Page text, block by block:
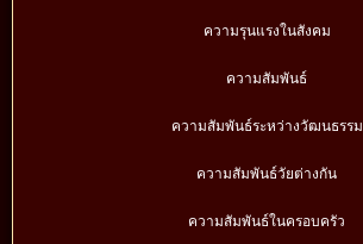
ความรุนแรงในสังคม
ความสัมพันธ์
ความสัมพันธ์ระหว่างวัฒนธรรม
ความสัมพันธ์วัยต่างกัน
ความสัมพันธ์ในครอบครัว